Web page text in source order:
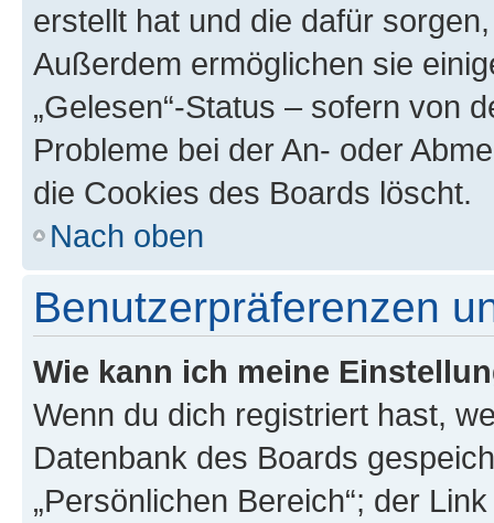
erstellt hat und die dafür
Außerdem ermöglichen sie
„Gelesen“-Status – sofern von
Probleme bei der An- oder
die Cookies des Boards löscht.
Nach oben
Benutzerpräferenzen
Wie kann ich meine
Wenn du dich registriert hast,
Datenbank des Boards
„Persönlichen Bereich“; der